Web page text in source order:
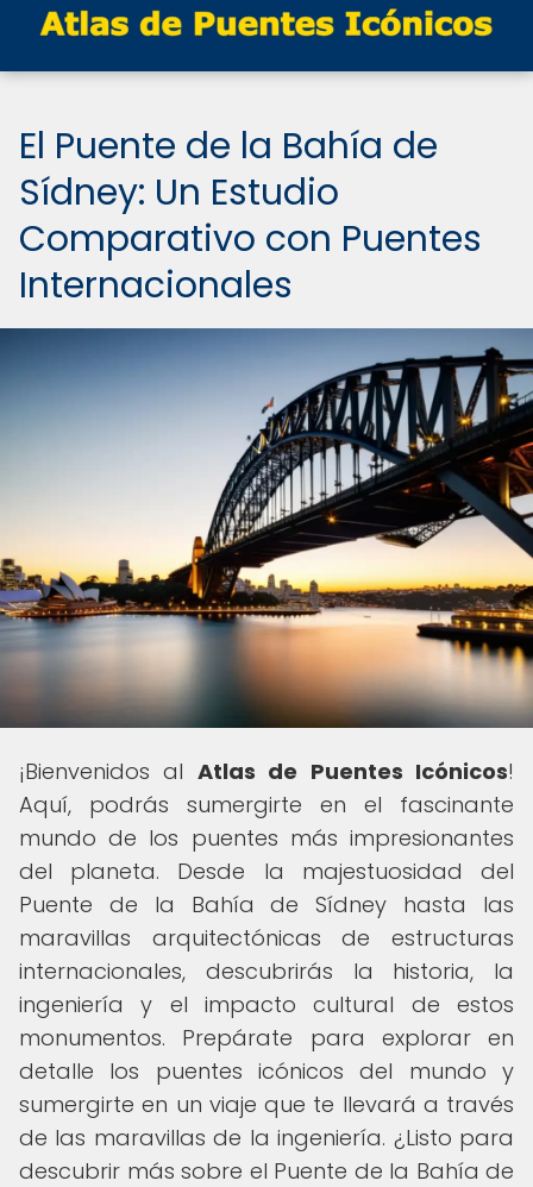
El Puente de la Bahía de
Sídney: Un Estudio
Comparativo con Puentes
Internacionales
¡Bienvenidos al Atlas de Puentes Icónicos!
Aquí, podrás sumergirte en el fascinante
mundo de los puentes más impresionantes
del planeta. Desde la majestuosidad del
Puente de la Bahía de Sídney hasta las
maravillas arquitectónicas de estructuras
internacionales, descubrirás la historia, la
ingeniería y el impacto cultural de estos
monumentos. Prepárate para explorar en
detalle los puentes icónicos del mundo y
sumergirte en un viaje que te llevará a través
de las maravillas de la ingeniería. ¿Listo para
descubrir más sobre el Puente de la Bahía de